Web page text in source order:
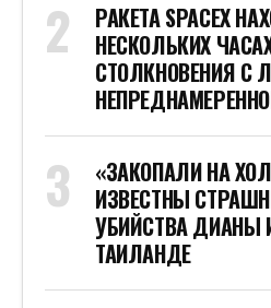
РАКЕТА SPACEX
НЕСКОЛЬКИХ
СТОЛКНОВЕНИЯ С
«ЗАКОПАЛИ НА
ИЗВЕСТНЫ
УБИЙСТВА ДИАНЫ
ТАИЛАНДЕ